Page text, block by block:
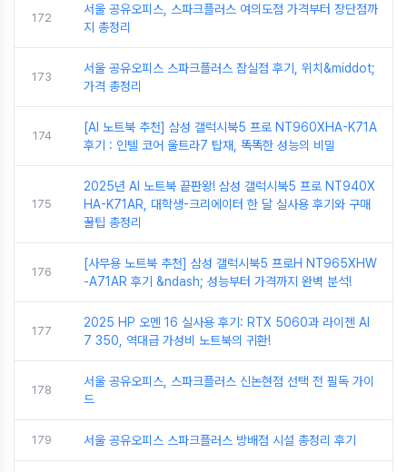
172
서울 공유오피스, 스파크플러스 여의도점 가격부터 장단점까
지 총정리
173
서울 공유오피스 스파크플러스 잠실점 후기, 위치&middot;
가격 총정리
174
[AI 노트북 추천] 삼성 갤럭시북5 프로 NT960XHA-K71A
후기 : 인텔 코어 울트라7 탑재, 똑똑한 성능의 비밀
175
2025년 AI 노트북 끝판왕! 삼성 갤럭시북5 프로 NT940X
HA-K71AR, 대학생-크리에이터 한 달 실사용 후기와 구매
꿀팁 총정리
176
[사무용 노트북 추천] 삼성 갤럭시북5 프로H NT965XHW
-A71AR 후기 &ndash; 성능부터 가격까지 완벽 분석!
177
2025 HP 오멘 16 실사용 후기: RTX 5060과 라이젠 AI
7 350, 역대급 가성비 노트북의 귀환!
178
서울 공유오피스, 스파크플러스 신논현점 선택 전 필독 가이
드
179 서울 공유오피스 스파크플러스 방배점 시설 총정리 후기